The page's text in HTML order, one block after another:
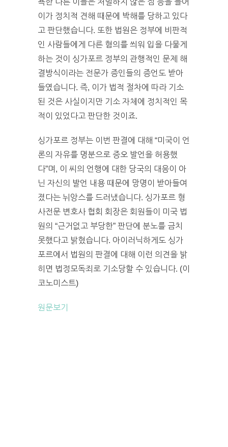
이가 정치적 견해 때문에 박해를 당하고 있다
고 판단했습니다. 또한 법원은 정부에 비판적
인 사람들에게 다른 혐의를 씌워 입을 다물게
하는 것이 싱가포르 정부의 관행적인 문제 해
결방식이라는 전문가 증인들의 증언도 받아
들였습니다. 즉, 이가 법적 절차에 따라 기소
된 것은 사실이지만 기소 자체에 정치적인 목
적이 있었다고 판단한 것이죠.
싱가포르 정부는 이번 판결에 대해 “미국이 언
론의 자유를 명분으로 증오 발언을 허용했
다”며, 이 씨의 언행에 대한 당국의 대응이 아
닌 자신의 발언 내용 때문에 망명이 받아들여
졌다는 뉘앙스를 드러냈습니다. 싱가포르 형
사전문 변호사 협회 회장은 회원들이 미국 법
원의 “근거없고 부당한” 판단에 분노를 금치
못했다고 밝혔습니다. 아이러닉하게도 싱가
포르에서 법원의 판결에 대해 이런 의견을 밝
히면 법정모독죄로 기소당할 수 있습니다. (이
코노미스트)
원문보기